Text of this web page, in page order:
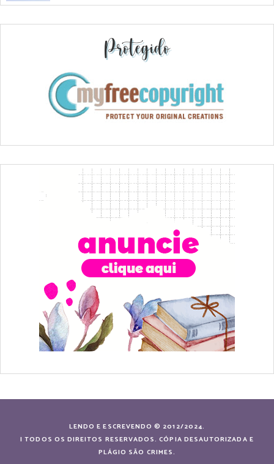
Protegido
LENDO E ESCREVENDO © 2012/2024.
| TODOS OS DIREITOS RESERVADOS. CÓPIA DESAUTORIZADA E
PLÁGIO SÃO CRIMES.